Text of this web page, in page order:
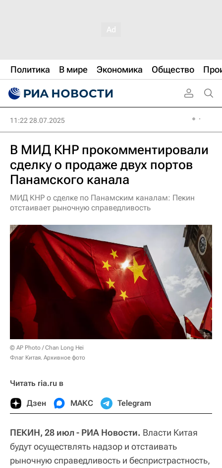
Политика В мире Экономика Общество
11:22 28.07.2025
В МИД КНР прокомментировали
сделку о продаже двух портов
Панамского канала
МИД КНР о сделке по Панамским каналам: Пекин
отстаивает рыночную справедливость
© AP Photo / Chan Long Hei
Флаг Китая. Архивное фото
Читать ria.ru в
Дзен МАКС Telegram
ПЕКИН, 28 июл - РИА Новости. Власти Китая
будут осуществлять надзор и отстаивать
рыночную справедливость и беспристрастность,